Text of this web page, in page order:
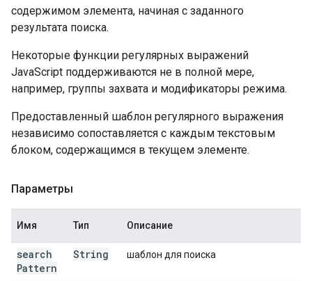
содержимом элемента, начиная с заданного
результата поиска.
Некоторые функции регулярных выражений
JavaScript поддерживаются не в полной мере,
например, группы захвата и модификаторы режима.
Предоставленный шаблон регулярного выражения
независимо сопоставляется с каждым текстовым
блоком, содержащимся в текущем элементе.
Параметры
Имя Тип Описание
search
Pattern
String шаблон для поиска